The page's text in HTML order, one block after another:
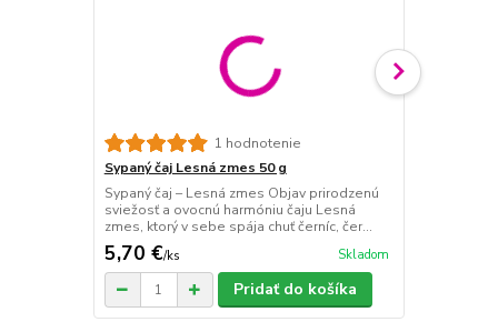
1 hodnotenie
Sypaný čaj Lesná zmes 50 g
Sypaný čaj – Lesná zmes Objav prirodzenú
sviežosť a ovocnú harmóniu čaju Lesná
zmes, ktorý v sebe spája chuť černíc, čer...
5,70 €/ks Skladom
Pridať do košíka